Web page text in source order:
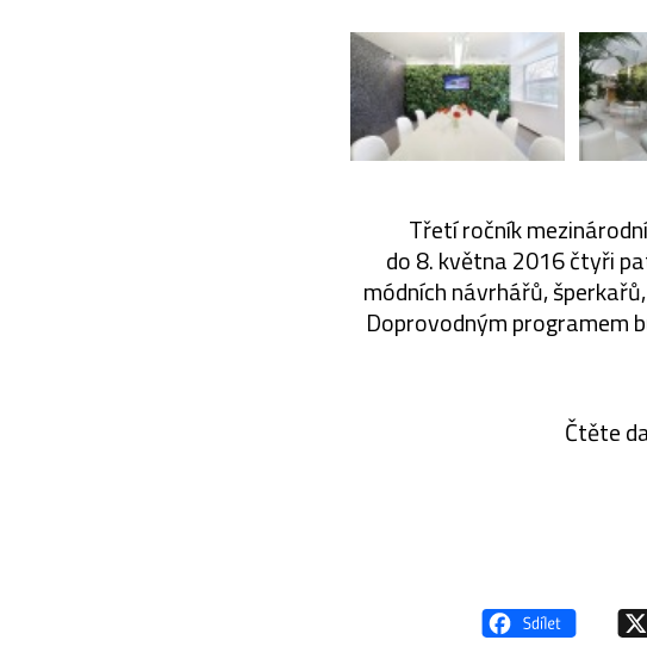
Třetí ročník
do 8. května 2016 čtyři
módních návrhářů,
Doprovodným programem
Čtěte